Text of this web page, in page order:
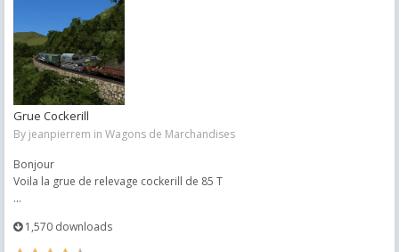
Grue Cockerill
By jeanpierrem in Wagons de Marchandises
Bonjour
Voila la grue de relevage cockerill de 85 T
...
1,570 downloads